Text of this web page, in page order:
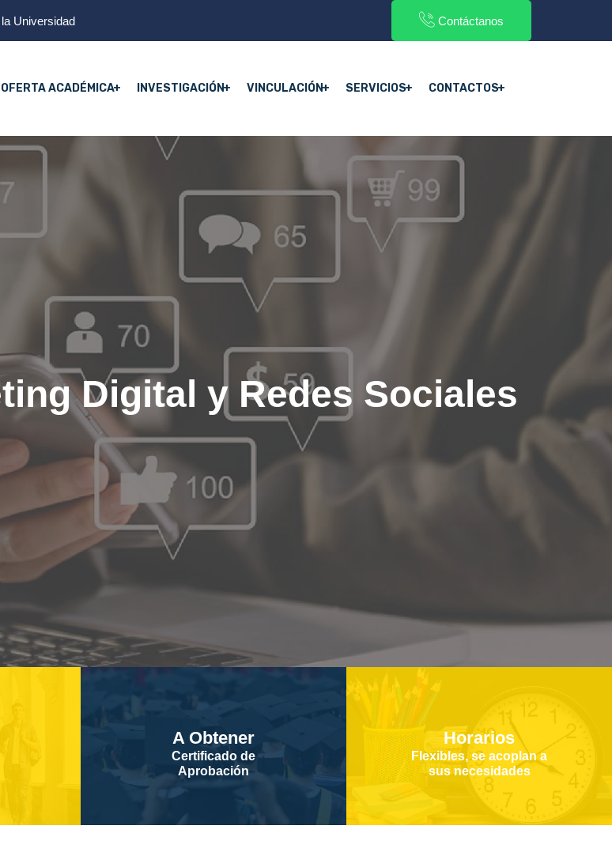
Universidad Contáctanos
OFERTA ACADÉMICA INVESTIGACIÓN VINCULACIÓN SERVICIOS CONTACTOS
Digital y Redes Sociales
A Obtener
Certificado de
Aprobación
Horarios
Flexibles, se acoplan a
sus necesidades